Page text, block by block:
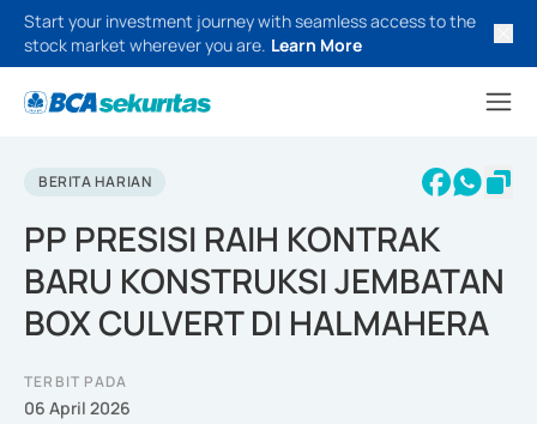
Start your investment journey with seamless access to the
stock market wherever you are. Learn More
BERITA HARIAN
PP PRESISI RAIH KONTRAK
BARU KONSTRUKSI JEMBATAN
BOX CULVERT DI HALMAHERA
TERBIT PADA
06 April 2026